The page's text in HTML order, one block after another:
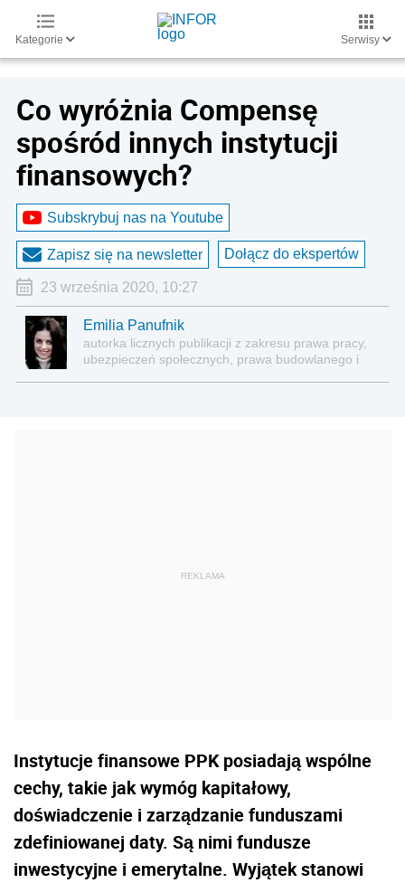
Kategorie Serwisy
Co wyróżnia Compensę
spośród innych instytucji
finansowych?
Subskrybuj nas na Youtube
Zapisz się na newsletter Dołącz do ekspertów
23 września 2020, 10:27
Emilia Panufnik
autorka licznych publikacji z zakresu prawa pracy,
ubezpieczeń społecznych, prawa budowlanego i
Instytucje finansowe PPK posiadają wspólne
cechy, takie jak wymóg kapitałowy,
doświadczenie i zarządzanie funduszami
zdefiniowanej daty. Są nimi fundusze
inwestycyjne i emerytalne. Wyjątek stanowi